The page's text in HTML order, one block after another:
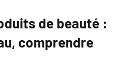
de beauté :
comprendre